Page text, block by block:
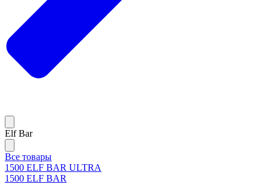
Elf Bar
Все товары
1500 ELF BAR ULTRA
1500 ELF BAR